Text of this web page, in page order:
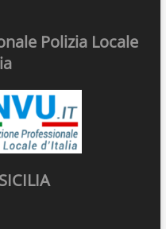
Polizia Locale